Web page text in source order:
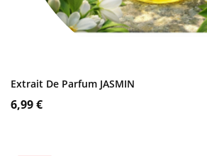
Extrait De Parfum JASMIN
Prix
6,99 €